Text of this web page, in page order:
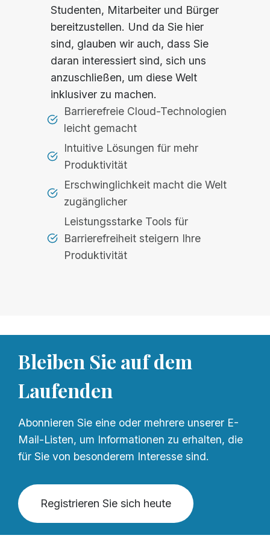
Studenten, Mitarbeiter und Bürger
bereitzustellen. Und da Sie hier
sind, glauben wir auch, dass Sie
daran interessiert sind, sich uns
anzuschließen, um diese Welt
inklusiver zu machen.
Barrierefreie Cloud-Technologien
leicht gemacht
Intuitive Lösungen für mehr
Produktivität
Erschwinglichkeit macht die Welt
zugänglicher
Leistungsstarke Tools für
Barrierefreiheit steigern Ihre
Produktivität
Bleiben Sie auf dem
Laufenden
Abonnieren Sie eine oder mehrere unserer E-
Mail-Listen, um Informationen zu erhalten, die
für Sie von besonderem Interesse sind.
Registrieren Sie sich heute